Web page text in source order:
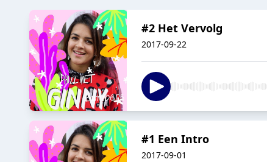
#2 Het Vervolg
2017-09-22
#1 Een Intro
2017-09-01